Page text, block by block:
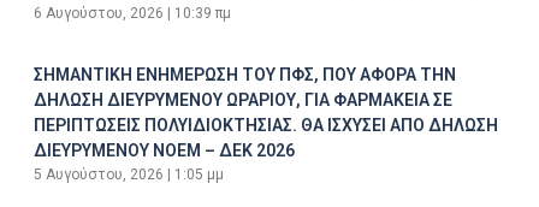
6 Αυγούστου, 2026 10:39 πμ
ΣΗΜΑΝΤΙΚΗ ΕΝΗΜΕΡΩΣΗ ΤΟΥ ΠΦΣ, ΠΟΥ ΑΦΟΡΑ ΤΗΝ
ΔΗΛΩΣΗ ΔΙΕΥΡΥΜΕΝΟΥ ΩΡΑΡΙΟΥ, ΓΙΑ ΦΑΡΜΑΚΕΙΑ ΣΕ
ΠΕΡΙΠΤΩΣΕΙΣ ΠΟΛΥΙΔΙΟΚΤΗΣΙΑΣ. ΘΑ ΙΣΧΥΣΕΙ ΑΠΟ ΔΗΛΩΣΗ
ΔΙΕΥΡΥΜΕΝΟΥ ΝΟΕΜ – ΔΕΚ 2026
5 Αυγούστου, 2026 1:05 μμ